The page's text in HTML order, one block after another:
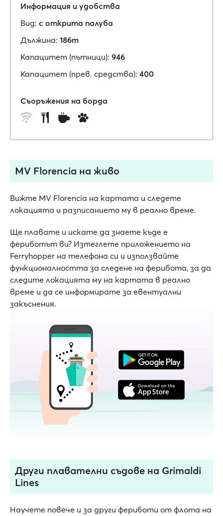
Информация и удобства
Вид: с открита палуба
Дължина: 186m
Капацитет (пътници): 946
Капацитет (прев. средства): 400
Съоръжения на борда
MV Florencia на живо
Вижте MV Florencia на картата и следете
локацията и разписанието му в реално време.
Ще плавате и искате да знаете къде е
фериботът ви? Изтеглете приложението на
Ferryhopper на телефона си и използвайте
функционалността за следене на ферибота, за да
следите локацията му на картата в реално
време и да се информирате за евентуални
закъснения.
Други плавателни съдове на Grimaldi
Lines
Научете повече и за други фериботи от флота на